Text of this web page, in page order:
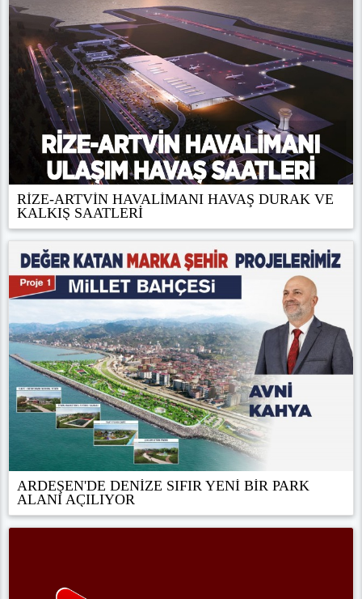
RİZE-ARTVİN HAVALİMANI HAVAŞ DURAK VE
KALKIŞ SAATLERİ
ARDEŞEN'DE DENİZE SIFIR YENİ BİR PARK
ALANI AÇILIYOR